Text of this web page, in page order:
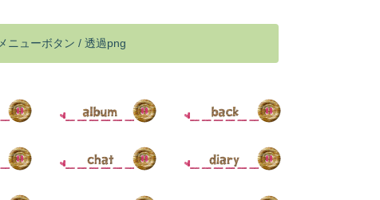
ニューボタン / 透過png